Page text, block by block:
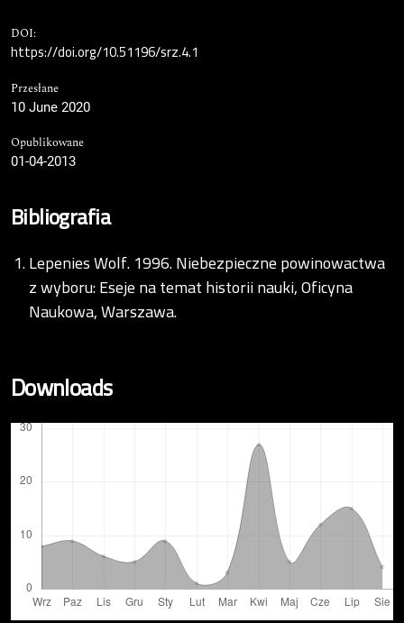
DOI:
https://doi.org/10.51196/srz.4.1
Przesłane
10 June 2020
Opublikowane
01-04-2013
Bibliografia
Lepenies Wolf. 1996. Niebezpieczne powinowactwa
z wyboru: Eseje na temat historii nauki, Oficyna
Naukowa, Warszawa.
Downloads